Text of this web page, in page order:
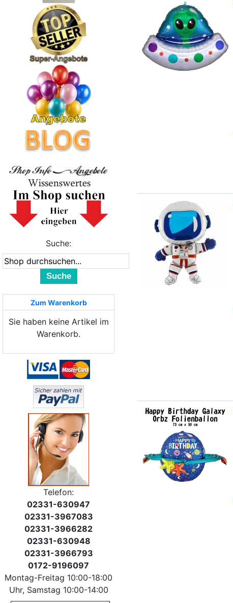
Suche:
Suche
Zum Warenkorb
Sie haben keine Artikel im
Warenkorb.
Telefon:
02331-630947
02331-3967083
02331-3966282
02331-630948
02331-3966793
0172-9196097
Montag-Freitag 10:00-18:00
Uhr, Samstag 10:00-14:00